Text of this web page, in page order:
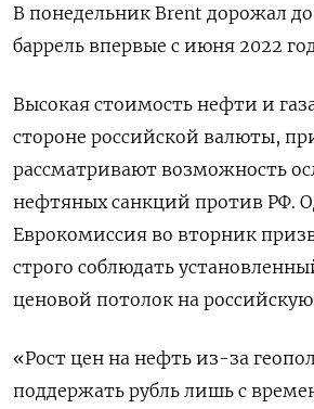
В понедельник Brent ‌дорожал до
баррель впервые с июня 2022
Высокая стоимость нефти и
стороне российской валюты,
рассматривают возможность
нефтяных санкций против РФ.
Еврокомиссия во вторник
строго соблюдать
ценовой потолок на
«Рост цен на нефть из-за
поддержать рубль лишь с